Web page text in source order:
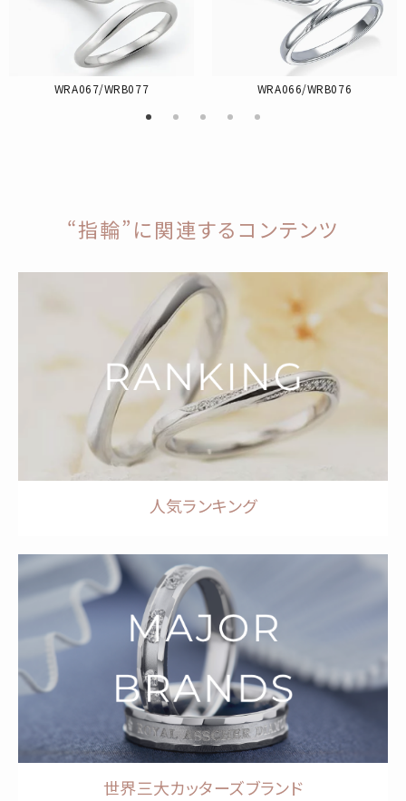
WRA067/WRB077 WRA066/WRB076
“指輪”に関連するコンテンツ
人気ランキング
世界三大カッターズブランド